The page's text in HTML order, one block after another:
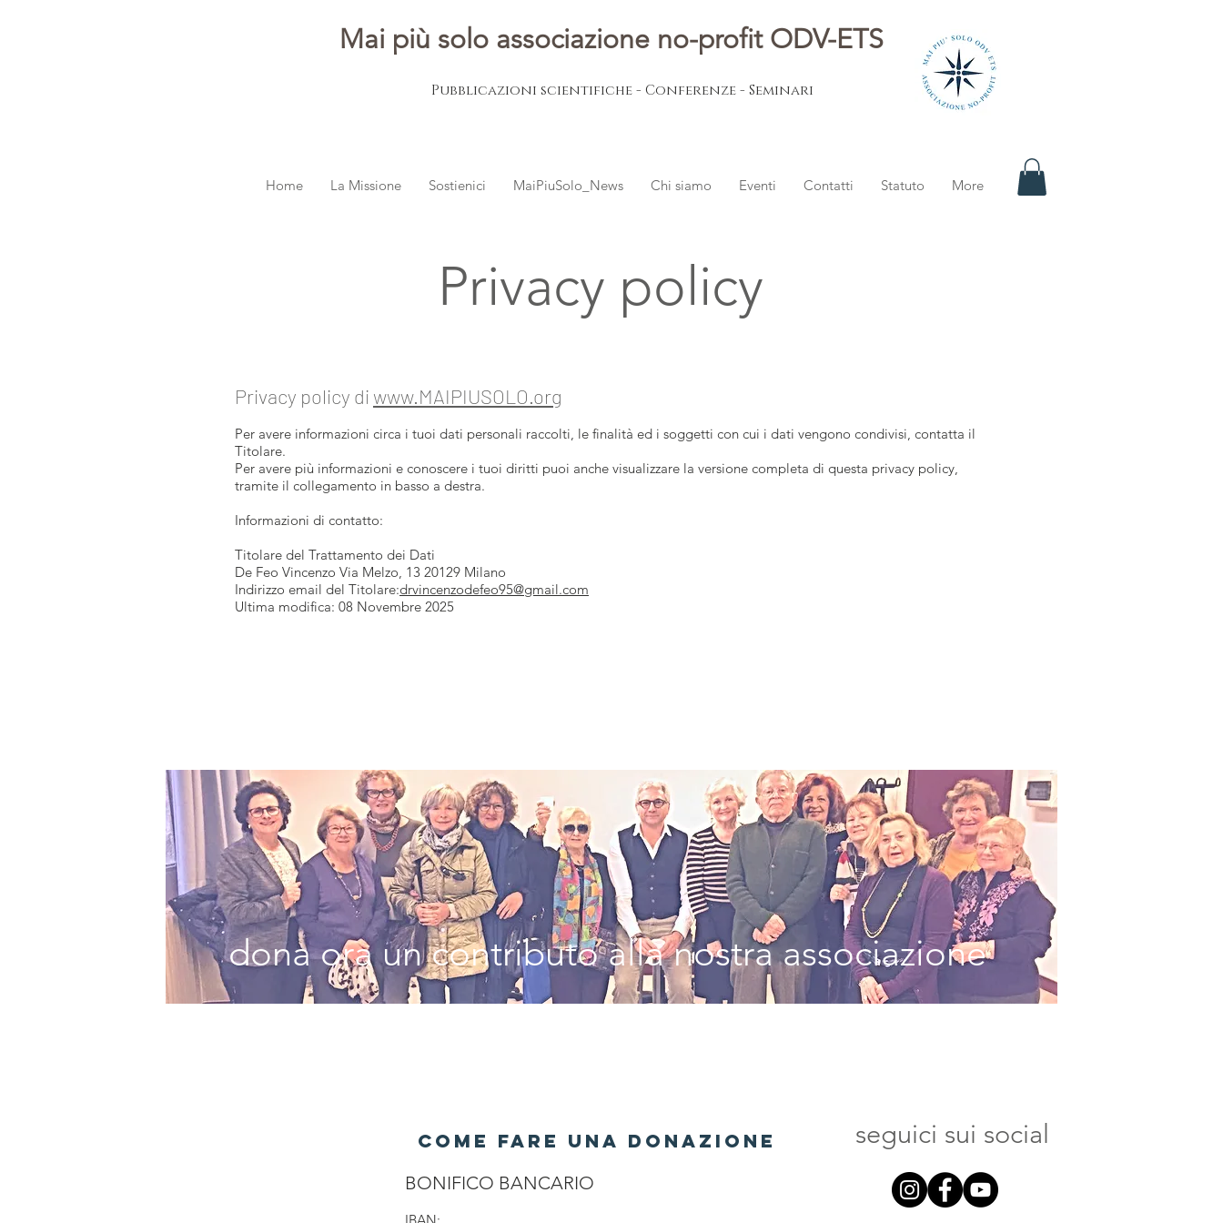
Mai più solo associazione no-profit ODV-ETS
Pubblicazioni scientifiche - Conferenze - Seminari
Home La Missione Sostienici MaiPiuSolo_News Chi siamo Eventi Contatti Statuto More
Privacy policy
Privacy policy di www.MAIPIUSOLO.org
Per avere informazioni circa i tuoi dati personali raccolti, le finalità ed i soggetti con cui i dati vengono condivisi, contatta il
Titolare.
Per avere più informazioni e conoscere i tuoi diritti puoi anche visualizzare la versione completa di questa privacy policy,
tramite il collegamento in basso a destra.
Informazioni di contatto:
Titolare del Trattamento dei Dati
De Feo Vincenzo Via Melzo, 13 20129 Milano
Indirizzo email del Titolare:drvincenzodefeo95@gmail.com
Ultima modifica: 08 Novembre 2025
dona ora un contributo alla nostra associazione
COME FARE UNA DONAZIONE
BONIFICO BANCARIO
IBAN:
seguici sui social